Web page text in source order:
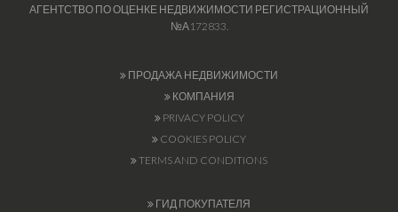
АГЕНТСТВО ПО ОЦЕНКЕ НЕДВИЖИМОСТИ РЕГИСТРАЦИОННЫЙ
№А172833.
ПРОДАЖА НЕДВИЖИМОСТИ
КОМПАНИЯ
PRIVACY POLICY
COOKIES POLICY
TERMS AND CONDITIONS
ГИД ПОКУПАТЕЛЯ